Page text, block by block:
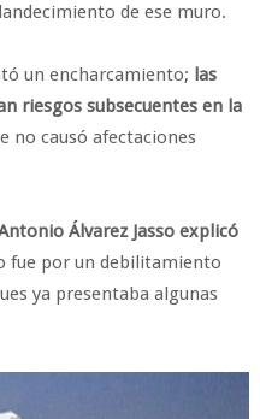
de ese muro.
un encharcamiento; las
riesgos subsecuentes en la
no causó afectaciones
Álvarez Jasso explicó
fue por un debilitamiento
ya presentaba algunas